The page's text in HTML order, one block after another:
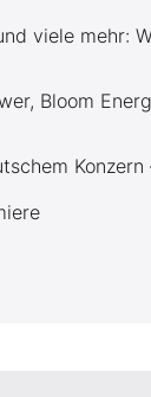
viele
Bloom